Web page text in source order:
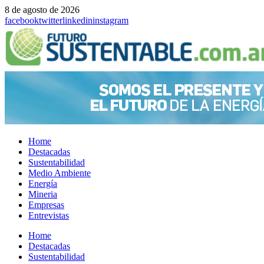
8 de agosto de 2026
facebooktwitterlinkedininstagram
Home
Destacadas
Sustentabilidad
Medio Ambiente
Energía
Mineria
Empresas
Entrevistas
Menu
Home
Destacadas
Sustentabilidad